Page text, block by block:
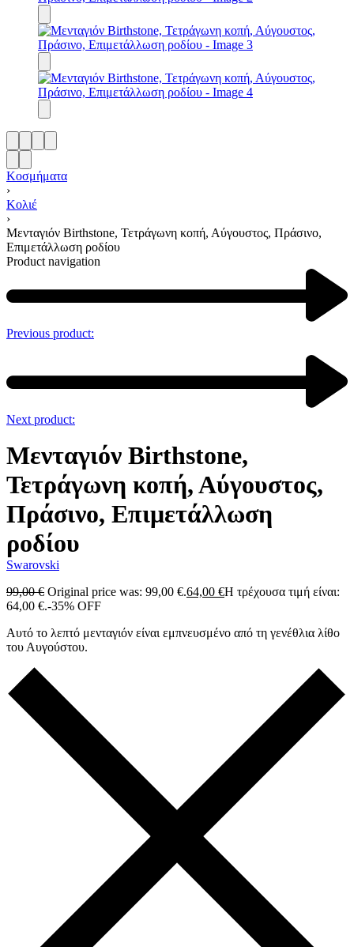
Κοσμήματα
›
Κολιέ
›
Μενταγιόν Birthstone, Τετράγωνη κοπή, Αύγουστος, Πράσινο,
Επιμετάλλωση ροδίου
Product navigation
Previous product:
Next product:
Μενταγιόν Birthstone,
Τετράγωνη κοπή, Αύγουστος,
Πράσινο, Επιμετάλλωση
ροδίου
Swarovski
99,00€ Original price was: 99,00 €.64,00 €Η τρέχουσα τιμή είναι:
64,00 €.-35% OFF
Αυτό το λεπτό μενταγιόν είναι εμπνευσμένο από τη γενέθλια λίθο
του Αυγούστου.